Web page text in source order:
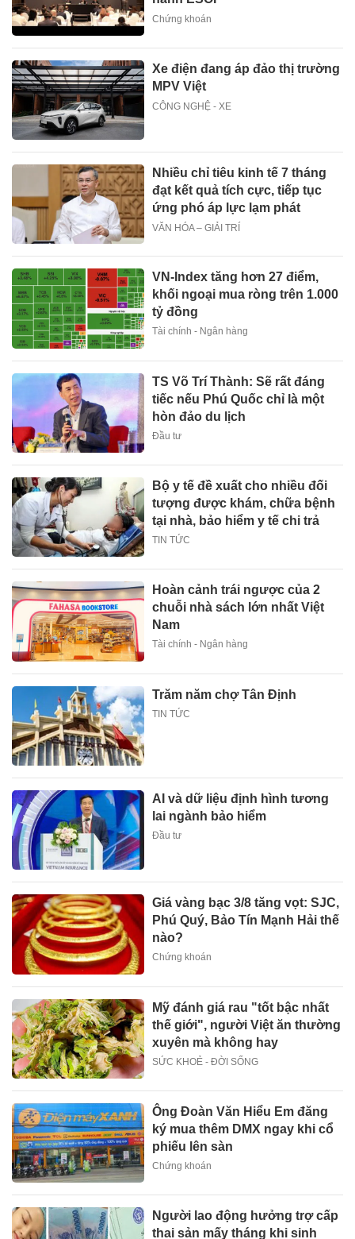
Chứng khoán
Xe điện đang áp đảo thị trường
MPV Việt
CÔNG NGHỆ - XE
Nhiều chỉ tiêu kinh tế 7 tháng
đạt kết quả tích cực, tiếp tục
ứng phó áp lực lạm phát
VĂN HÓA – GIẢI TRÍ
VN-Index tăng hơn 27 điểm,
khối ngoại mua ròng trên 1.000
tỷ đồng
Tài chính - Ngân hàng
TS Võ Trí Thành: Sẽ rất đáng
tiếc nếu Phú Quốc chỉ là một
hòn đảo du lịch
Đầu tư
Bộ y tế đề xuất cho nhiều đối
tượng được khám, chữa bệnh
tại nhà, bảo hiểm y tế chi trả
TIN TỨC
Hoàn cảnh trái ngược của 2
chuỗi nhà sách lớn nhất Việt
Nam
Tài chính - Ngân hàng
Trăm năm chợ Tân Định
TIN TỨC
AI và dữ liệu định hình tương
lai ngành bảo hiểm
Đầu tư
Giá vàng bạc 3/8 tăng vọt: SJC,
Phú Quý, Bảo Tín Mạnh Hải thế
nào?
Chứng khoán
Mỹ đánh giá rau "tốt bậc nhất
thế giới", người Việt ăn thường
xuyên mà không hay
SỨC KHOẺ - ĐỜI SỐNG
Ông Đoàn Văn Hiểu Em đăng
ký mua thêm DMX ngay khi cổ
phiếu lên sàn
Chứng khoán
Người lao động hưởng trợ cấp
thai sản mấy tháng khi sinh